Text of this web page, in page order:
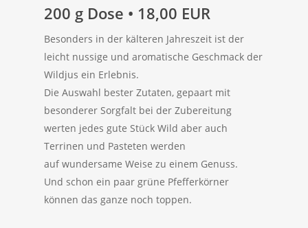
200 g Dose • 18,00 EUR
Besonders in der kälteren Jahreszeit ist der
leicht nussige und aromatische Geschmack der
Wildjus ein Erlebnis.
Die Auswahl bester Zutaten, gepaart mit
besonderer Sorgfalt bei der Zubereitung
werten jedes gute Stück Wild aber auch
Terrinen und Pasteten werden
auf wundersame Weise zu einem Genuss.
Und schon ein paar grüne Pfefferkörner
können das ganze noch toppen.